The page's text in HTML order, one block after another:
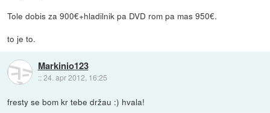
Tole dobis za 900€+hladilnik pa DVD rom pa mas 950€.
to je to.
Markinio123
::24. apr 2012, 16:25
fresty se bom kr tebe držau :) hvala!